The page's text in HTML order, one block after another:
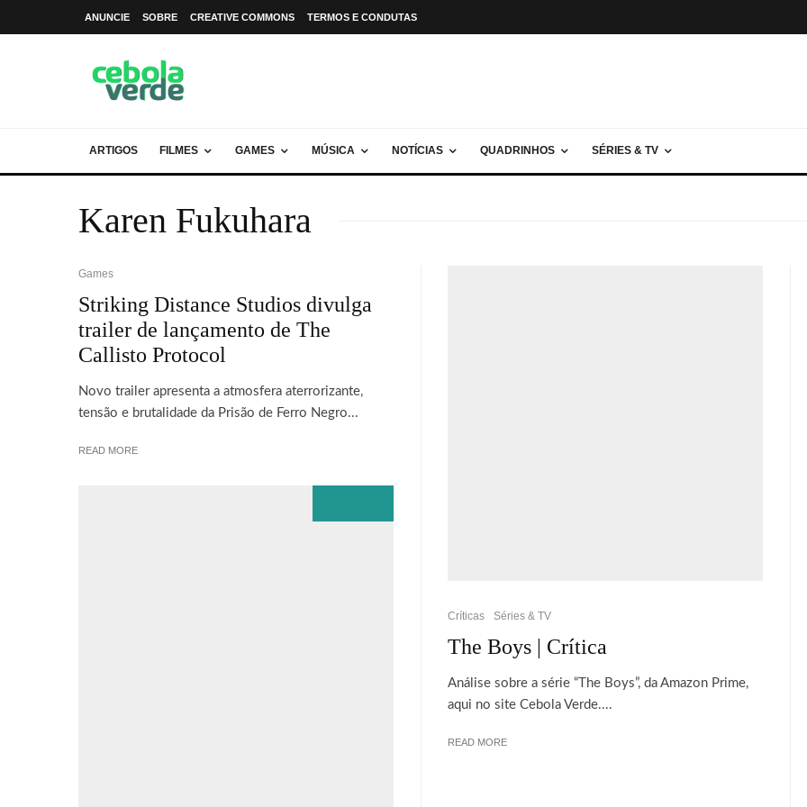
ANUNCIE SOBRE CREATIVE COMMONS TERMOS E CONDUTAS
ARTIGOS FILMES GAMES MÚSICA NOTÍCIAS QUADRINHOS SÉRIES & TV
Karen Fukuhara
Games
Striking Distance Studios divulga
trailer de lançamento de The
Callisto Protocol
Novo trailer apresenta a atmosfera aterrorizante,
tensão e brutalidade da Prisão de Ferro Negro...
READ MORE
Críticas Séries & TV
The Boys | Crítica
Análise sobre a série “The Boys”, da Amazon Prime,
aqui no site Cebola Verde....
READ MORE